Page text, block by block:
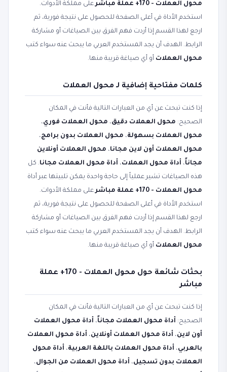
محول العملات - 170+ عملة مباشر
على مملكة الأدوات.
استخدم الأداة في أعلى الصفحة للحصول على نتيجة فورية، ثم
ارجع لهذا القسم إذا أردت فهم الفرق بين الصياغات أو مشاركة
الرابط. الهدف أن يجد المستخدم العربي ما يبحث عنه سواء كتب
محول العملات أو أي صياغة قريبة منها.
كلمات مفتاحية إضافية لـ محول العملات
إذا كنت تبحث عن أي من العبارات التالية فأنت في المكان
الصحيح: محول العملات دقيق، محول العملات فوري،
محول العملات بسهولة، محول العملات بدون برامج،
محول العملات أون لاين مجانا، محول العملات أونلاين
مجاناً، أداة محول العملات، أداة محول العملات مجانا. كل
هذه الصياغات تشير عملياً إلى حاجة واحدة يمكن تلبيتها عبر أداة
محول العملات - 170+ عملة مباشر
على مملكة الأدوات.
استخدم الأداة في أعلى الصفحة للحصول على نتيجة فورية، ثم
ارجع لهذا القسم إذا أردت فهم الفرق بين الصياغات أو مشاركة
الرابط. الهدف أن يجد المستخدم العربي ما يبحث عنه سواء كتب
محول العملات أو أي صياغة قريبة منها.
بحثات شائعة حول محول العملات - 170+ عملة
مباشر
إذا كنت تبحث عن أي من العبارات التالية فأنت في المكان
الصحيح: أداة محول العملات مجاناً، أداة محول العملات
أون لاين، أداة محول العملات أونلاين، أداة محول العملات
بالعربي، أداة محول العملات باللغة العربية، أداة محول
العملات بدون تسجيل، أداة محول العملات من الجوال،